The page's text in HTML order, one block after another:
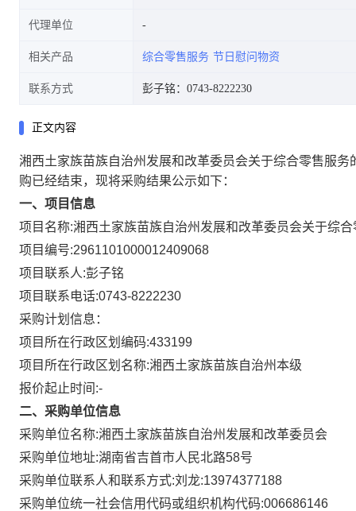
代理单位
相关产品 综合零售服务 节日慰问物资
联系方式 彭子铭：0743-8222230
正文内容
湘西土家族苗族自治州发展和改革委员会关于综合零售服务
购已经结束，现将采购结果公示如下：
一、项目信息
项目名称:湘西土家族苗族自治州发展和改革委员会关于综
项目编号:2961101000012409068
项目联系人:彭子铭
项目联系电话:0743-8222230
采购计划信息：
项目所在行政区划编码:433199
项目所在行政区划名称:湘西土家族苗族自治州本级
报价起止时间:-
二、采购单位信息
采购单位名称:湘西土家族苗族自治州发展和改革委员会
采购单位地址:湖南省吉首市人民北路58号
采购单位联系人和联系方式:刘龙:13974377188
采购单位统一社会信用代码或组织机构代码:006686146